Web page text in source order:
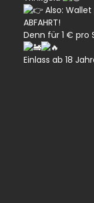
Also:
ABFAHRT!
Denn für 1 € pro
Einlass ab 18